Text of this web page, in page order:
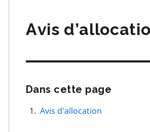
Avis
Dans cette page
Avis d'allocation